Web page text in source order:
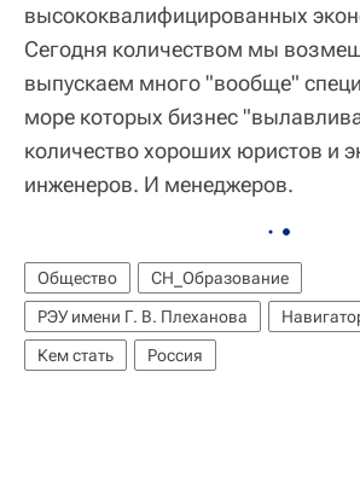
высококвалифицированных
Сегодня количеством мы
выпускаем много "вообще"
море которых бизнес
количество хороших юристов и
инженеров. И менеджеров.
Общество
СН_Образование
РЭУ имени Г. В. Плеханова
Кем стать
Россия